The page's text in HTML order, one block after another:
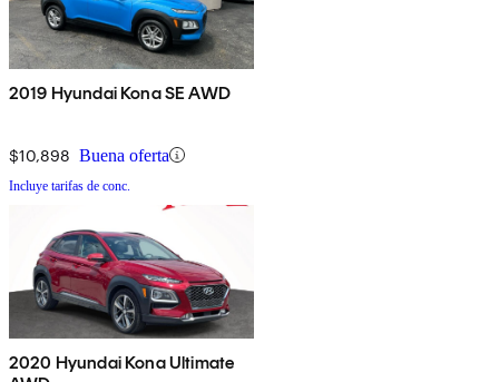
2019 Hyundai Kona SE AWD
$10,898 Buena oferta
Incluye tarifas de conc.
2020 Hyundai Kona Ultimate